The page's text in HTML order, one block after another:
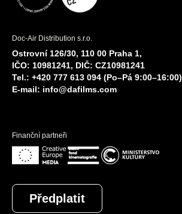
Doc-Air Distribution s.r.o.
Ostrovní 126/30, 110 00 Praha 1,
IČO: 10981241, DIČ: CZ10981241
Tel.: +420 777 613 094 (Po–Pá 9:00–16:00)
E-mail: info@dafilms.com
Finanční partneři
Předplatit